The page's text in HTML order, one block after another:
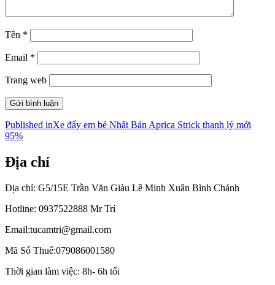
Tên *
Email *
Trang web
Điều
hướng
bài
Published inXe đẩy em bé Nhật Bản Aprica Strick thanh lý mới
95%
Địa chỉ
Địa chỉ: G5/15E Trần Văn Giàu Lê Minh Xuân Bình Chánh
Hotline: 0937522888 Mr Trí
Email:tucamtri@gmail.com
Mã Số Thuế:079086001580
Thời gian làm việc: 8h- 6h tối